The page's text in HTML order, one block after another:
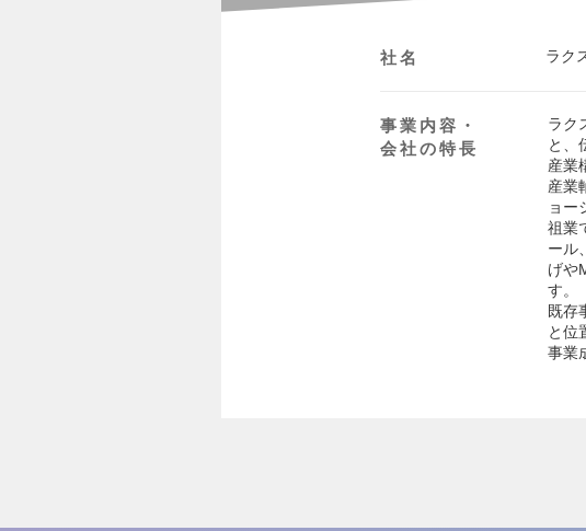
社名 ラク
事業内容・
会社の特長
ラク
と、
産業
産業
ョー
祖業
ール
げや
す。
既存
と位
事業